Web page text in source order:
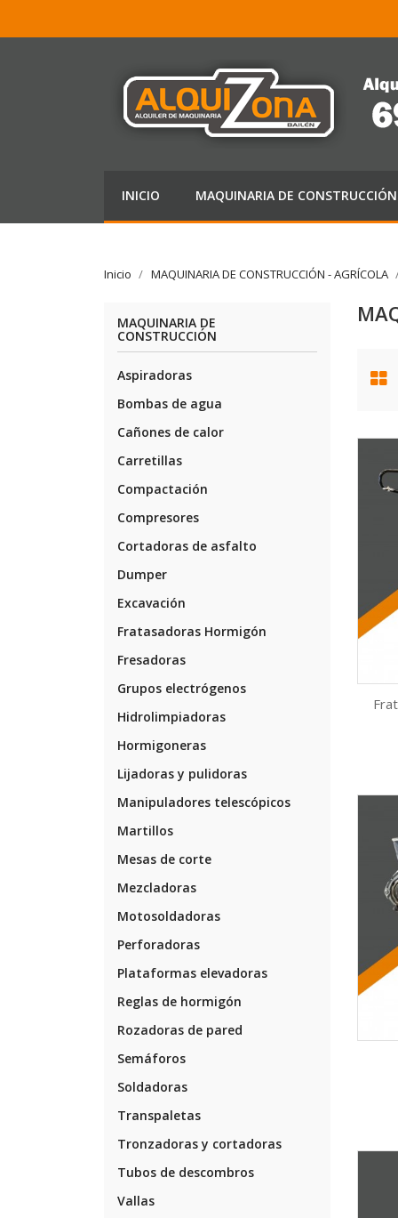
INICIO MAQUINARIA DE
Inicio MAQUINARIA DE CONSTRUCCIÓN - AGRÍCOLA
MAQUINARIA DE
CONSTRUCCIÓN
Aspiradoras
Bombas de agua
Cañones de calor
Carretillas
Compactación
Compresores
Cortadoras de asfalto
Dumper
Excavación
Fratasadoras Hormigón
Fresadoras
Grupos electrógenos
Hidrolimpiadoras
Hormigoneras
Lijadoras y pulidoras
Manipuladores telescópicos
Martillos
Mesas de corte
Mezcladoras
Motosoldadoras
Perforadoras
Plataformas elevadoras
Reglas de hormigón
Rozadoras de pared
Semáforos
Soldadoras
Transpaletas
Tronzadoras y cortadoras
Tubos de descombros
Vallas